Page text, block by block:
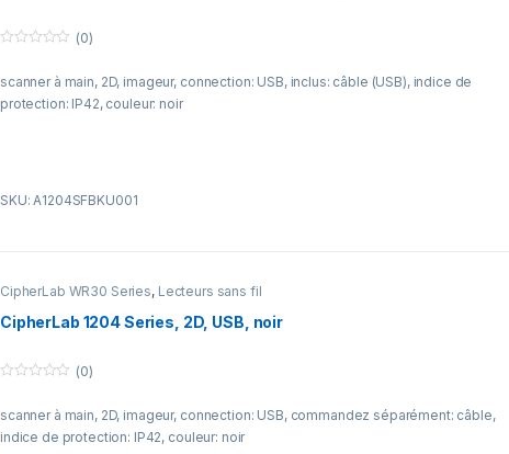
u
o
(0)
scanner à main, 2D, imageur, connection: USB, inclus: câble (USB), indice de
protection: IP42, couleur: noir
SKU: A1204SFBKU001
CipherLab WR30 Series, Lecteurs sans fil
CipherLab 1204 Series, 2D, USB, noir
u
o
(0)
scanner à main, 2D, imageur, connection: USB, commandez séparément: câble,
indice de protection: IP42, couleur: noir